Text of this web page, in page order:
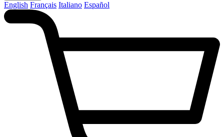
English Français Italiano Español